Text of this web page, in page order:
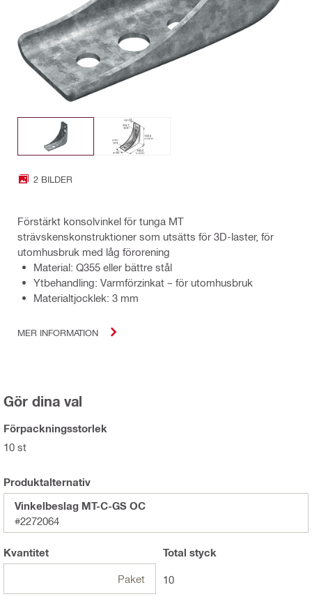
2 BILDER
Förstärkt konsolvinkel för tunga MT
strävskenskonstruktioner som utsätts för 3D-laster, för
utomhusbruk med låg förorening
Material: Q355 eller bättre stål
Ytbehandling: Varmförzinkat – för utomhusbruk
Materialtjocklek: 3 mm
MER INFORMATION
Gör dina val
Förpackningsstorlek
10 st
Produktalternativ
Vinkelbeslag MT-C-GS OC
#2272064
Kvantitet
Paket
Total styck
10